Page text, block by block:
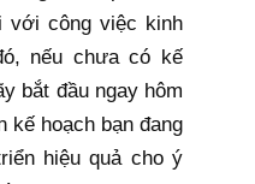
với công việc kinh
nếu chưa có kế
bắt đầu ngay hôm
kế hoạch bạn đang
hiệu quả cho ý